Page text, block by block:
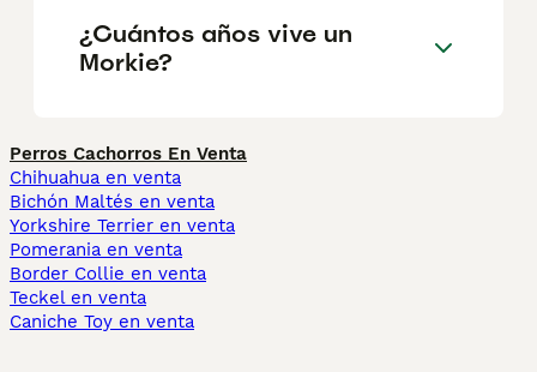
¿Cuántos años vive un
Morkie?
Perros Cachorros En Venta
Chihuahua en venta
Bichón Maltés en venta
Yorkshire Terrier en venta
Pomerania en venta
Border Collie en venta
Teckel en venta
Caniche Toy en venta